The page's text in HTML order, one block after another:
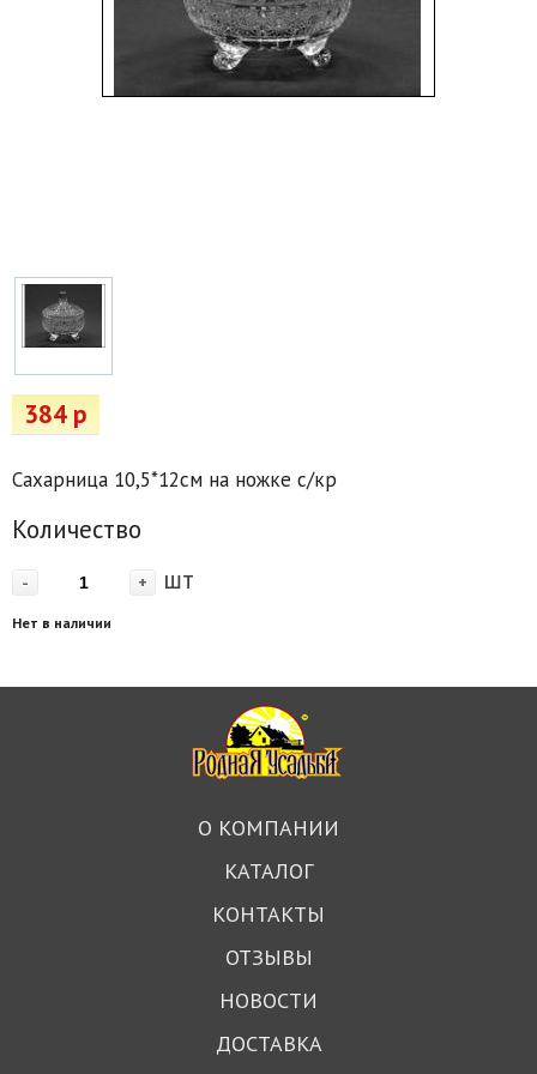
Товары для отдыха
Водоснабжение и полив
Пруды и бассейны
Подарочные сертификаты
384 р
Сахарница 10,5*12см на ножке с/кр
Количество
- + шт
Нет в наличии
О КОМПАНИИ
КАТАЛОГ
КОНТАКТЫ
ОТЗЫВЫ
НОВОСТИ
ДОСТАВКА